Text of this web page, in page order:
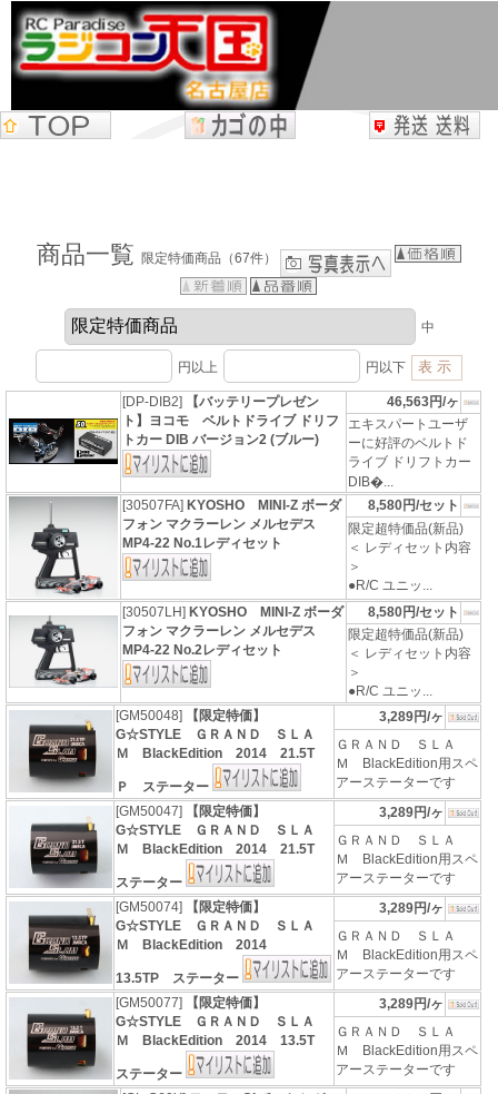
商品一覧 限定特価商品（67件）
中
円以上 円以下
[DP-DIB2]
【バッテリープレゼン
ト】ヨコモ ベルトドライブ ドリフ
トカー DIB バージョン2 (ブルー)
46,563円/ヶ
エキスパートユーザ
ーに好評のベルトド
ライブ ドリフトカー
DIB�...
[30507FA] KYOSHO MINI-Z ボーダ
フォン マクラーレン メルセデス
MP4-22 No.1レディセット
8,580円/セット
限定超特価品(新品)
＜ レディセット内容
＞
●R/C ユニッ...
[30507LH] KYOSHO MINI-Z ボーダ
フォン マクラーレン メルセデス
MP4-22 No.2レディセット
8,580円/セット
限定超特価品(新品)
＜ レディセット内容
＞
●R/C ユニッ...
[GM50048]
【限定特価】
G☆STYLE ＧＲＡＮＤ ＳＬＡ
Ｍ BlackEdition 2014 21.5T
Ｐ ステーター
3,289円/ヶ
ＧＲＡＮＤ ＳＬＡ
Ｍ BlackEdition用スペ
アーステーターです
[GM50047]
【限定特価】
G☆STYLE ＧＲＡＮＤ ＳＬＡ
Ｍ BlackEdition 2014 21.5T
ステーター
3,289円/ヶ
ＧＲＡＮＤ ＳＬＡ
Ｍ BlackEdition用スペ
アーステーターです
[GM50074]
【限定特価】
G☆STYLE ＧＲＡＮＤ ＳＬＡ
Ｍ BlackEdition 2014
13.5TP ステーター
3,289円/ヶ
ＧＲＡＮＤ ＳＬＡ
Ｍ BlackEdition用スペ
アーステーターです
[GM50077]
【限定特価】
G☆STYLE ＧＲＡＮＤ ＳＬＡ
Ｍ BlackEdition 2014 13.5T
ステーター
3,289円/ヶ
ＧＲＡＮＤ ＳＬＡ
Ｍ BlackEdition用スペ
アーステーターです